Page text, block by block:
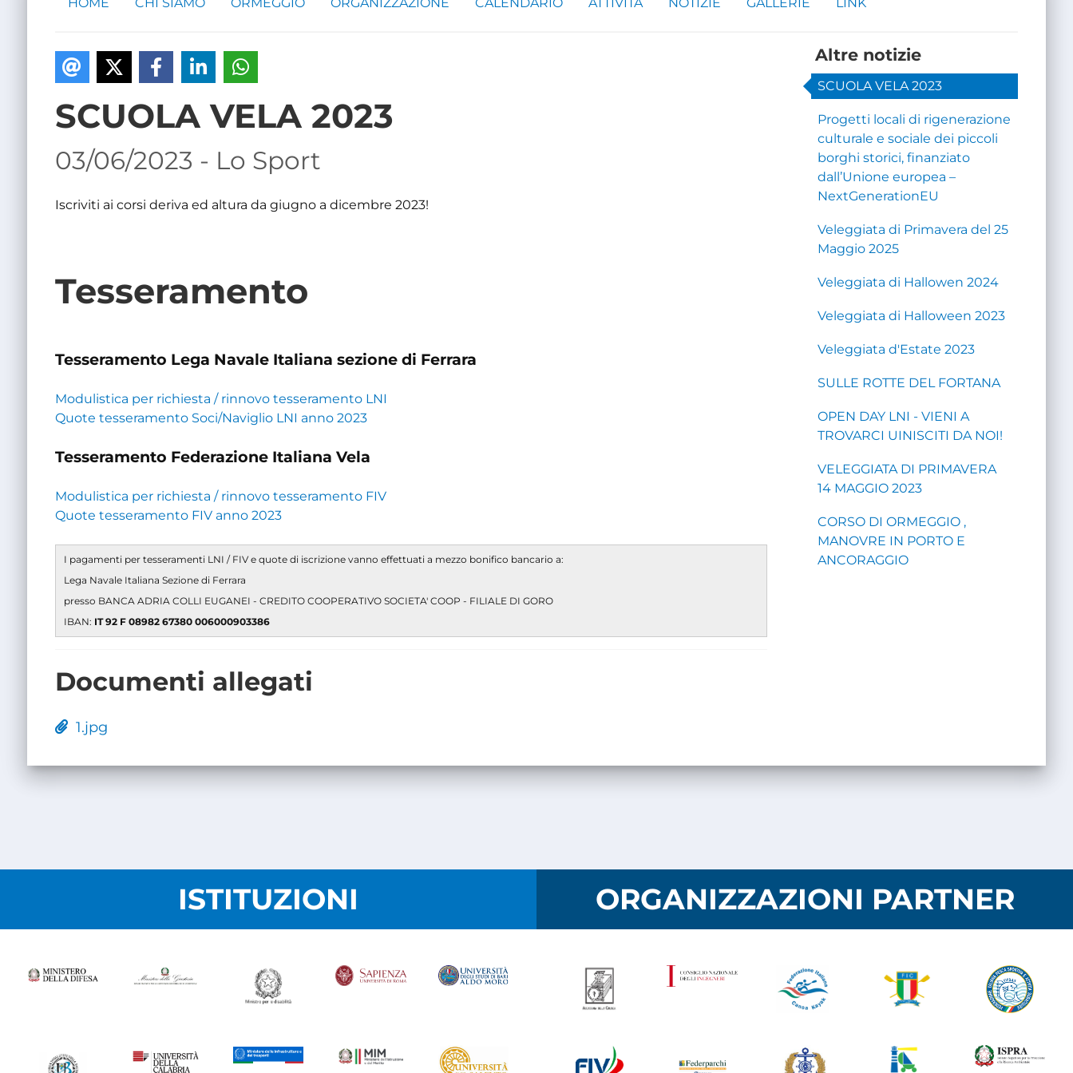
SCUOLA VELA 2023
03/06/2023 - Lo Sport
Iscriviti ai corsi deriva ed altura da giugno a dicembre 2023!
Tesseramento
Tesseramento Lega Navale Italiana sezione di Ferrara
Modulistica per richiesta / rinnovo tesseramento LNI
Quote tesseramento Soci/Naviglio LNI anno 2023
Tesseramento Federazione Italiana Vela
Modulistica per richiesta / rinnovo tesseramento FIV
Quote tesseramento FIV anno 2023
I pagamenti per tesseramenti LNI / FIV e quote di iscrizione vanno effettuati a mezzo bonifico bancario a:
Lega Navale Italiana Sezione di Ferrara
presso BANCA ADRIA COLLI EUGANEI - CREDITO COOPERATIVO SOCIETA' COOP - FILIALE DI GORO
IBAN: IT 92 F 08982 67380 006000903386
Documenti allegati
1.jpg
Altre notizie
SCUOLA VELA 2023
Progetti locali di rigenerazione
culturale e sociale dei piccoli
borghi storici, finanziato
dall’Unione europea –
NextGenerationEU
Veleggiata di Primavera del 25
Maggio 2025
Veleggiata di Hallowen 2024
Veleggiata di Halloween 2023
Veleggiata d'Estate 2023
SULLE ROTTE DEL FORTANA
OPEN DAY LNI - VIENI A
TROVARCI UINISCITI DA NOI!
VELEGGIATA DI PRIMAVERA
14 MAGGIO 2023
CORSO DI ORMEGGIO ,
MANOVRE IN PORTO E
ANCORAGGIO
ISTITUZIONI ORGANIZZAZIONI PARTNER